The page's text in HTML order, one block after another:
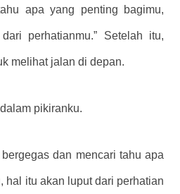
apa yang penting bagimu,
perhatianmu.” Setelah itu,
melihat jalan di depan.
pikiranku.
dan mencari tahu apa
hal itu akan luput dari perhatian